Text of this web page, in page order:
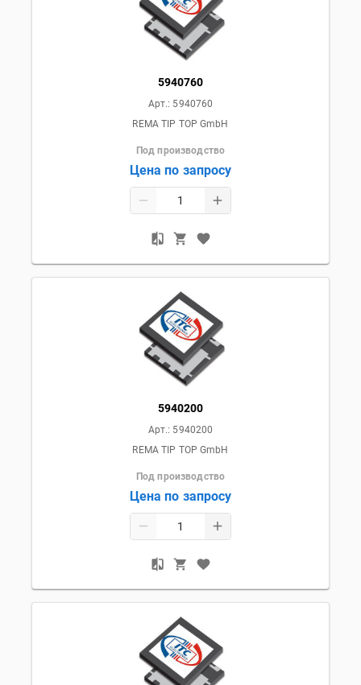
5940760
Арт.: 5940760
REMA TIP TOP GmbH
Под производство
Цена по запросу
5940200
Арт.: 5940200
REMA TIP TOP GmbH
Под производство
Цена по запросу